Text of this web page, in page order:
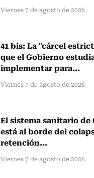
Viernes 7 de agosto de 2026
41 bis: La "cárcel
que el Gobierno
implementar para...
Viernes 7 de agosto de 2026
El sistema sanitario de
está al borde del
retención...
Viernes 7 de agosto de 2026